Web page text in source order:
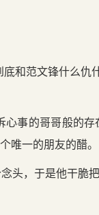
和范文锋什么仇
事的哥哥般的存
唯一的朋友的醋。
头，于是他干脆